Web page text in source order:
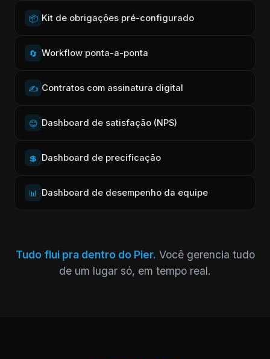
📦 Kit de obrigações pré-configurado
🔄 Workflow ponta-a-ponta
✍️ Contratos com assinatura digital
😊 Dashboard de satisfação (NPS)
💲 Dashboard de precificação
📊 Dashboard de desempenho da equipe
Tudo flui pra dentro do Pier. Você gerencia tudo
de um lugar só, em tempo real.